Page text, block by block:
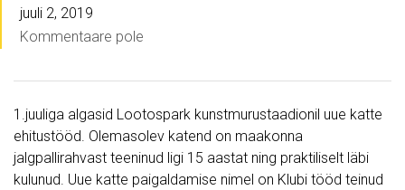
juuli 2, 2019
Kommentaare pole
1.juuliga algasid Lootospark kunstmurustaadionil uue katte
ehitustööd. Olemasolev katend on maakonna
jalgpallirahvast teeninud ligi 15 aastat ning praktiliselt läbi
kulunud. Uue katte paigaldamise nimel on Klubi tööd teinud